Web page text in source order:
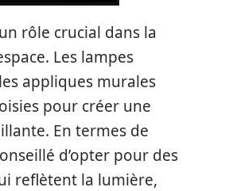
rôle crucial dans la
Les lampes
appliques murales
pour créer une
En termes de
d’opter pour des
reflètent la lumière,